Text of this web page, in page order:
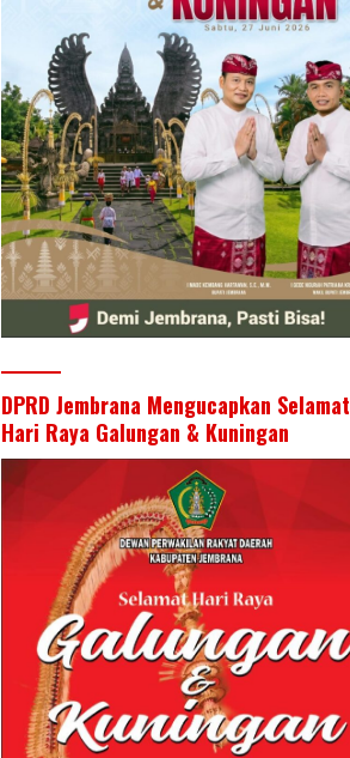
DPRD Jembrana Mengucapkan Selamat
Hari Raya Galungan & Kuningan